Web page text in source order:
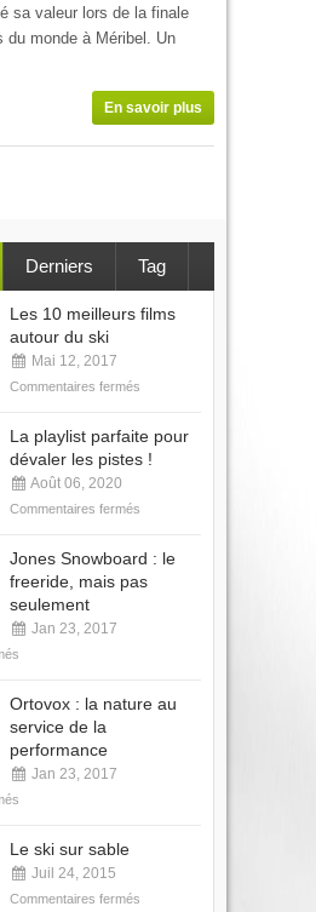
sa valeur lors de la finale
du monde à Méribel. Un
En savoir plus
Derniers Tag
Les 10 meilleurs films
autour du ski
Mai 12, 2017
Commentaires fermés
La playlist parfaite pour
dévaler les pistes !
Août 06, 2020
Commentaires fermés
Jones Snowboard : le
freeride, mais pas
seulement
Jan 23, 2017
Ortovox : la nature au
service de la
performance
Jan 23, 2017
Le ski sur sable
Juil 24, 2015
Commentaires fermés